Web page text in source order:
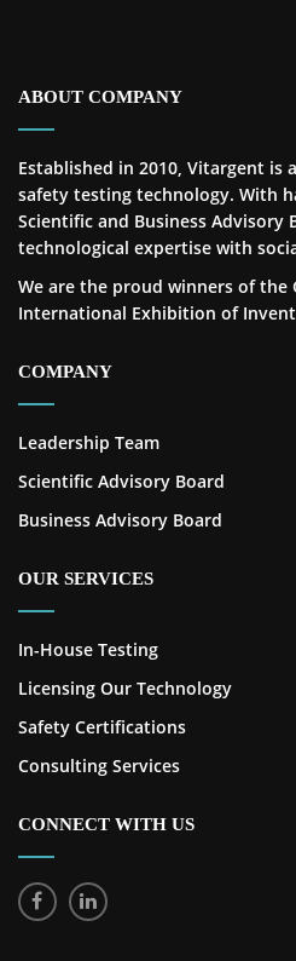
ABOUT COMPANY
Established in 2010, Vitargent is
safety testing technology. With
Scientific and Business Advisory
technological expertise with
We are the proud winners of the
International Exhibition of
COMPANY
Leadership Team
Scientific Advisory Board
Business Advisory Board
OUR SERVICES
In-House Testing
Licensing Our Technology
Safety Certifications
Consulting Services
CONNECT WITH US